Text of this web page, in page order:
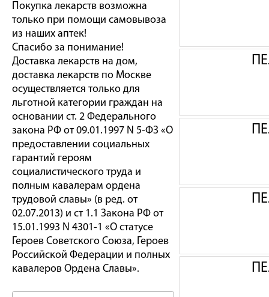
Покупка лекарств возможна
только при помощи самовывоза
из наших аптек!
Спасибо за понимание!
Доставка лекарств на дом,
доставка лекарств по Москве
осуществляется только для
льготной категории граждан на
основании ст. 2 Федерального
закона РФ от 09.01.1997 N 5-ФЗ «О
предоставлении социальных
гарантий героям
социалистического труда и
полным кавалерам ордена
трудовой славы» (в ред. от
02.07.2013) и ст 1.1 Закона РФ от
15.01.1993 N 4301-1 «О статусе
Героев Советского Союза, Героев
Российской Федерации и полных
кавалеров Ордена Славы».